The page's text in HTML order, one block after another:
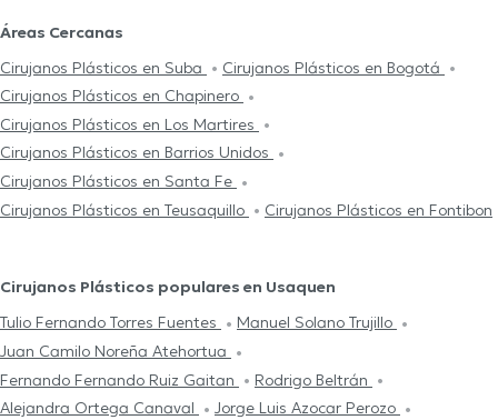
Áreas Cercanas
Cirujanos Plásticos en Suba
Cirujanos Plásticos en Bogotá
Cirujanos Plásticos en Chapinero
Cirujanos Plásticos en Los Martires
Cirujanos Plásticos en Barrios Unidos
Cirujanos Plásticos en Santa Fe
Cirujanos Plásticos en Teusaquillo
Cirujanos Plásticos en Fontibon
Cirujanos Plásticos populares en Usaquen
Tulio Fernando Torres Fuentes
Manuel Solano Trujillo
Juan Camilo Noreña Atehortua
Fernando Fernando Ruiz Gaitan
Rodrigo Beltrán
Alejandra Ortega Canaval
Jorge Luis Azocar Perozo